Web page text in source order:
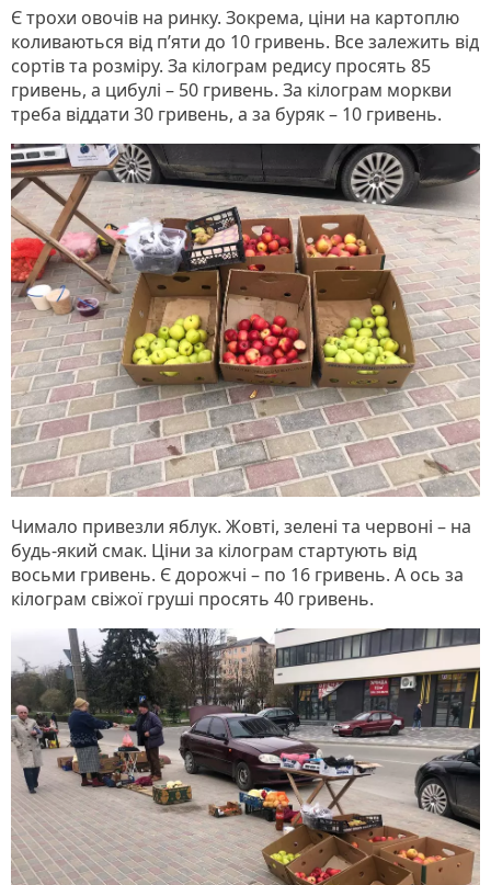
Є трохи овочів на ринку. Зокрема, ціни на картоплю
коливаються від п’яти до 10 гривень. Все залежить від
сортів та розміру. За кілограм редису просять 85
гривень, а цибулі – 50 гривень. За кілограм моркви
треба віддати 30 гривень, а за буряк – 10 гривень.
Чимало привезли яблук. Жовті, зелені та червоні – на
будь-який смак. Ціни за кілограм стартують від
восьми гривень. Є дорожчі – по 16 гривень. А ось за
кілограм свіжої груші просять 40 гривень.